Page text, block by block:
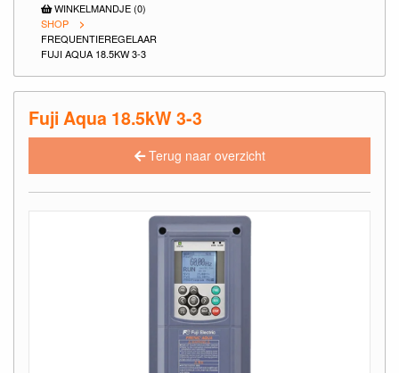
WINKELMANDJE (0)
SHOP
FREQUENTIEREGELAAR
FUJI AQUA 18.5KW 3-3
Fuji Aqua 18.5kW 3-3
Terug naar overzicht